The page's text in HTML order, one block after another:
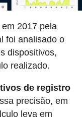
2017 pela
foi analisado o
dispositivos,
realizado.
de registro
precisão, em
leva em